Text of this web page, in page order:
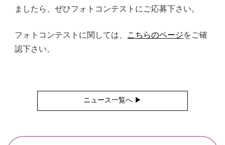
ましたら、ぜひフォトコンテストにご応募下さい。
フォトコンテストに関しては、 こちらのページをご確
認下さい。
ニュース一覧へ ▶︎